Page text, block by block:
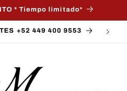
* Tiempo limitado*
+52 449 400 9553